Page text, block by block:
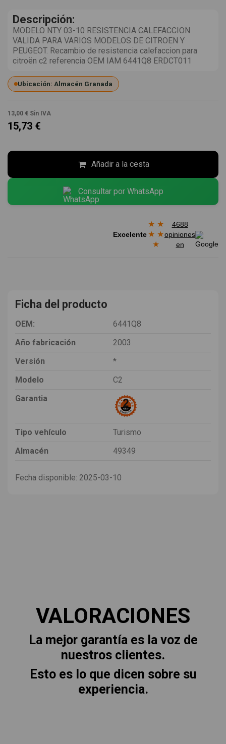
Descripción:
MODELO NTY 03-10 RESISTENCIA CALEFACCION
VALIDA PARA VARIOS MODELOS DE CITROEN Y
PEUGEOT. Recambio de resistencia calefaccion para
citroën c2 referencia OEM IAM 6441Q8 ERDCT011
Ubicación: Almacén Granada
13,00 € Sin IVA
15,73 €
Añadir a la cesta
Consultar por WhatsApp
Excelente
★ ★
★ ★
★
4688
opiniones
en
Ficha del producto
OEM:
6441Q8
Año fabricación
2003
Versión
*
Modelo
C2
Garantia
Tipo vehículo
Turismo
Almacén
49349
Fecha disponible: 2025-03-10
VALORACIONES
La mejor garantía es la voz de
nuestros clientes.
Esto es lo que dicen sobre su
experiencia.